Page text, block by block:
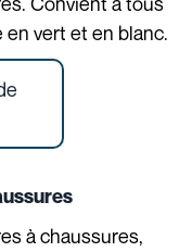
vert et en blanc.
à chaussures,